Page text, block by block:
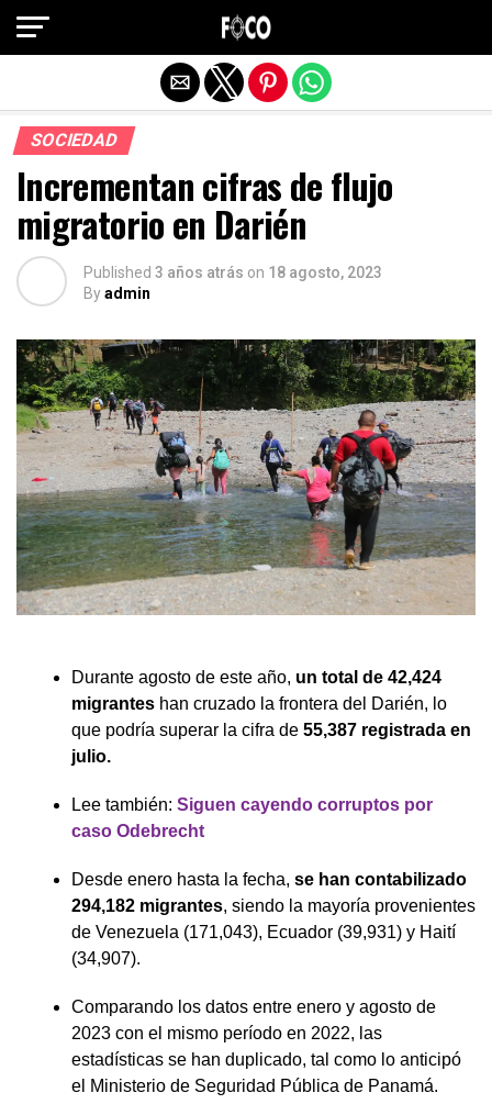
SOCIEDAD
Incrementan cifras de flujo
migratorio en Darién
Published 3 años atrás on 18 agosto, 2023
Byadmin
Durante agosto de este año, un total de 42,424
migrantes han cruzado la frontera del Darién, lo
que podría superar la cifra de 55,387 registrada en
julio.
Lee también: Siguen cayendo corruptos por
caso Odebrecht
Desde enero hasta la fecha, se han contabilizado
294,182 migrantes, siendo la mayoría provenientes
de Venezuela (171,043), Ecuador (39,931) y Haití
(34,907).
Comparando los datos entre enero y agosto de
2023 con el mismo período en 2022, las
estadísticas se han duplicado, tal como lo anticipó
el Ministerio de Seguridad Pública de Panamá.
Salir de la versión móvil